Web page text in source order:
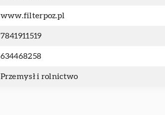
www.filterpoz.pl
7841911519
634468258
Przemysł i rolnictwo